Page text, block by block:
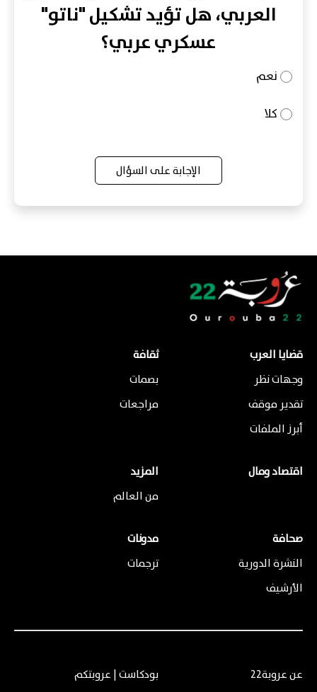
العربي، هل تؤيد تشكيل "ناتو"
عسكري عربي؟
نعم
كلا
الإجابة على السؤال
قضايا العرب
وجهات نظر
تقدير موقف
أبرز الملفات
ثقافة
بصمات
مراجعات
اقتصاد ومال
المزيد
من العالم
صحافة
النشرة الدورية
الأرشيف
مدونات
ترجمات
عن عروبة22 بودكاست | عروبتكم